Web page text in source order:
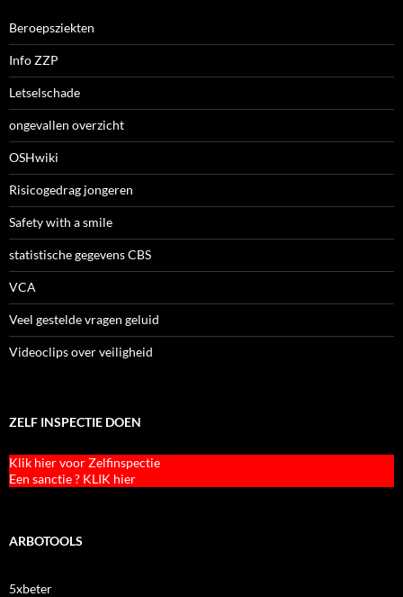
Beroepsziekten
Info ZZP
Letselschade
ongevallen overzicht
OSHwiki
Risicogedrag jongeren
Safety with a smile
statistische gegevens CBS
VCA
Veel gestelde vragen geluid
Videoclips over veiligheid
ZELF INSPECTIE DOEN
Klik hier voor Zelfinspectie
Een sanctie ? KLIK hier
ARBOTOOLS
5xbeter